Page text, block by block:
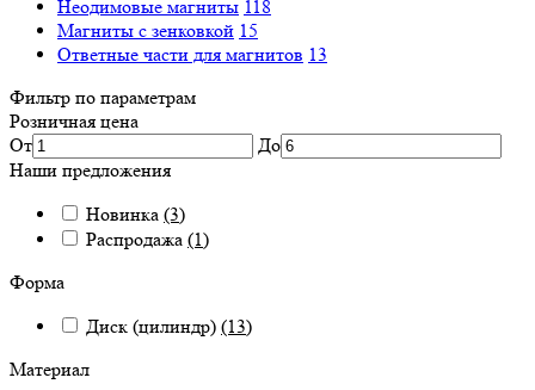
Неодимовые магниты 118
Магниты с зенковкой 15
Ответные части для магнитов 13
Фильтр по параметрам
Розничная цена
От
До
Наши предложения
Новинка (3)
Распродажа (1)
Форма
Диск (цилиндр) (13)
Материал